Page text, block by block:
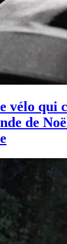
vélo qui
de